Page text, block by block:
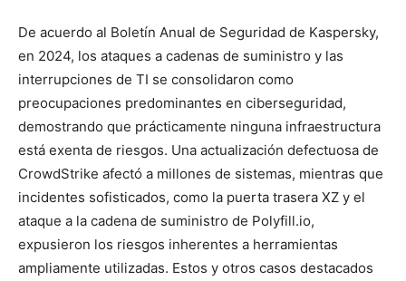
De acuerdo al Boletín Anual de Seguridad de Kaspersky,
en 2024, los ataques a cadenas de suministro y las
interrupciones de TI se consolidaron como
preocupaciones predominantes en ciberseguridad,
demostrando que prácticamente ninguna infraestructura
está exenta de riesgos. Una actualización defectuosa de
CrowdStrike afectó a millones de sistemas, mientras que
incidentes sofisticados, como la puerta trasera XZ y el
ataque a la cadena de suministro de Polyfill.io,
expusieron los riesgos inherentes a herramientas
ampliamente utilizadas. Estos y otros casos destacados